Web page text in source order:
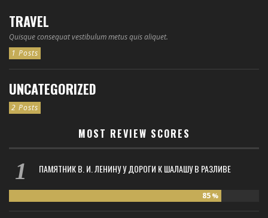
TRAVEL
Quisque consequat vestibulum metus quis aliquet.
1 Posts
UNCATEGORIZED
2 Posts
MOST REVIEW SCORES
ПАМЯТНИК В. И. ЛЕНИНУ У ДОРОГИ К ШАЛАШУ В РАЗЛИВЕ
85 %